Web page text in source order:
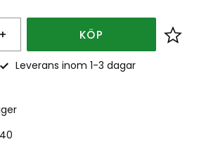
+ KÖP Lägg
Leverans inom 1-3 dagar